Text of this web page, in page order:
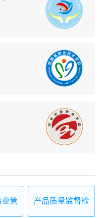
管
产品质量监督检